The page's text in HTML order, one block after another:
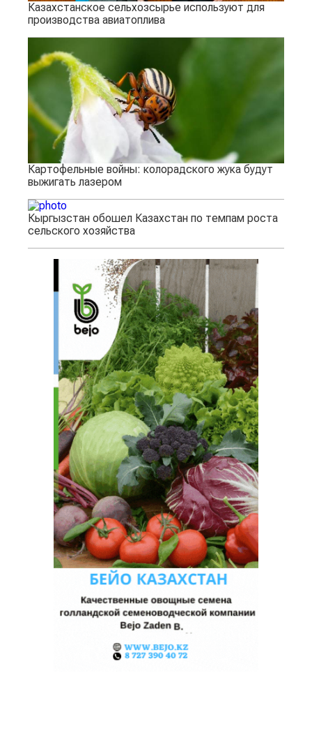
Казахстанское сельхозсырье используют для
производства авиатоплива
Картофельные войны: колорадского жука будут
выжигать лазером
Кыргызстан обошел Казахстан по темпам роста
сельского хозяйства